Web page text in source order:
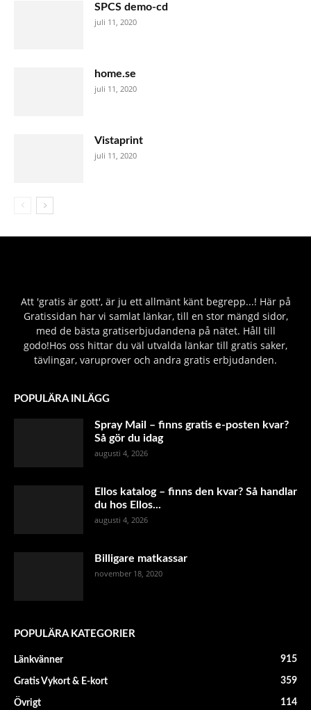
SPCS demo-cd
juli 11, 2020
home.se
juli 11, 2020
Vistaprint
juli 11, 2020
Att 'gratis är gott', är ju ett allmänt känt begrepp...! Här på
Gratissidan har vi samlat länkar, till en stor mängd sidor,
med de bästa gratiserbjudandena på nätet. Håll till
godo!Hos oss hittar du väl utvalda länkar till gratis saker,
tävlingar, varuprover och andra gratis erbjudanden.
POPULÄRA INLÄGG
Spray Mail – finns gratis e-posten kvar?
Så gör du idag
augusti 4, 2026
Ellos katalog – finns den kvar? Så handlar
du hos Ellos...
augusti 4, 2026
Billigare matkassar
november 18, 2020
POPULÄRA KATEGORIER
Länkvänner 915
Gratis Vykort & E-kort 359
Övrigt 114